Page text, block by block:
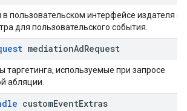
пользовательском интерфейсе издателя в
для пользовательского события.
mediationAdRequest
используемые при запросе
абляции.
customEventExtras